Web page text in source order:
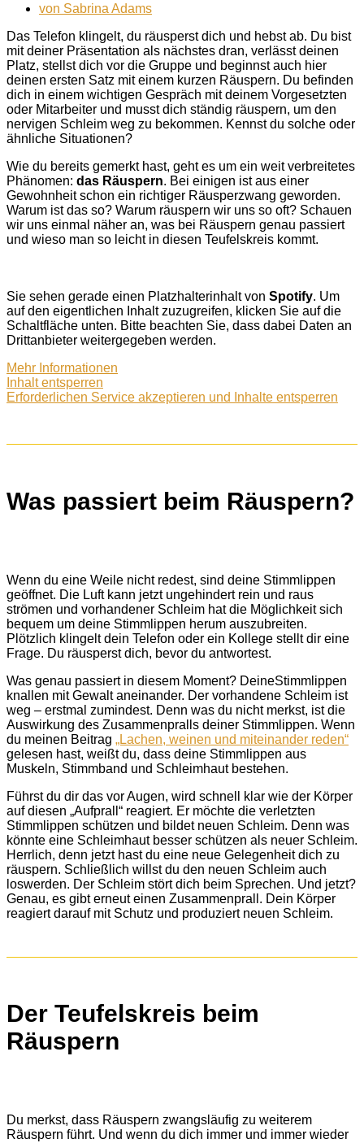
von Sabrina Adams
Das Telefon klingelt, du räusperst dich und hebst ab. Du bist
mit deiner Präsentation als nächstes dran, verlässt deinen
Platz, stellst dich vor die Gruppe und beginnst auch hier
deinen ersten Satz mit einem kurzen Räuspern. Du befinden
dich in einem wichtigen Gespräch mit deinem Vorgesetzten
oder Mitarbeiter und musst dich ständig räuspern, um den
nervigen Schleim weg zu bekommen. Kennst du solche oder
ähnliche Situationen?
Wie du bereits gemerkt hast, geht es um ein weit verbreitetes
Phänomen: das Räuspern. Bei einigen ist aus einer
Gewohnheit schon ein richtiger Räusperzwang geworden.
Warum ist das so? Warum räuspern wir uns so oft? Schauen
wir uns einmal näher an, was bei Räuspern genau passiert
und wieso man so leicht in diesen Teufelskreis kommt.
Sie sehen gerade einen Platzhalterinhalt von Spotify. Um
auf den eigentlichen Inhalt zuzugreifen, klicken Sie auf die
Schaltfläche unten. Bitte beachten Sie, dass dabei Daten an
Drittanbieter weitergegeben werden.
Mehr Informationen
Inhalt entsperren
Erforderlichen Service akzeptieren und Inhalte entsperren
Was passiert beim Räuspern?
Wenn du eine Weile nicht redest, sind deine Stimmlippen
geöffnet. Die Luft kann jetzt ungehindert rein und raus
strömen und vorhandener Schleim hat die Möglichkeit sich
bequem um deine Stimmlippen herum auszubreiten.
Plötzlich klingelt dein Telefon oder ein Kollege stellt dir eine
Frage. Du räusperst dich, bevor du antwortest.
Was genau passiert in diesem Moment? DeineStimmlippen
knallen mit Gewalt aneinander. Der vorhandene Schleim ist
weg – erstmal zumindest. Denn was du nicht merkst, ist die
Auswirkung des Zusammenpralls deiner Stimmlippen. Wenn
du meinen Beitrag „Lachen, weinen und miteinander reden“
gelesen hast, weißt du, dass deine Stimmlippen aus
Muskeln, Stimmband und Schleimhaut bestehen.
Führst du dir das vor Augen, wird schnell klar wie der Körper
auf diesen „Aufprall“ reagiert. Er möchte die verletzten
Stimmlippen schützen und bildet neuen Schleim. Denn was
könnte eine Schleimhaut besser schützen als neuer Schleim.
Herrlich, denn jetzt hast du eine neue Gelegenheit dich zu
räuspern. Schließlich willst du den neuen Schleim auch
loswerden. Der Schleim stört dich beim Sprechen. Und jetzt?
Genau, es gibt erneut einen Zusammenprall. Dein Körper
reagiert darauf mit Schutz und produziert neuen Schleim.
Der Teufelskreis beim
Räuspern
Du merkst, dass Räuspern zwangsläufig zu weiterem
Räuspern führt. Und wenn du dich immer und immer wieder